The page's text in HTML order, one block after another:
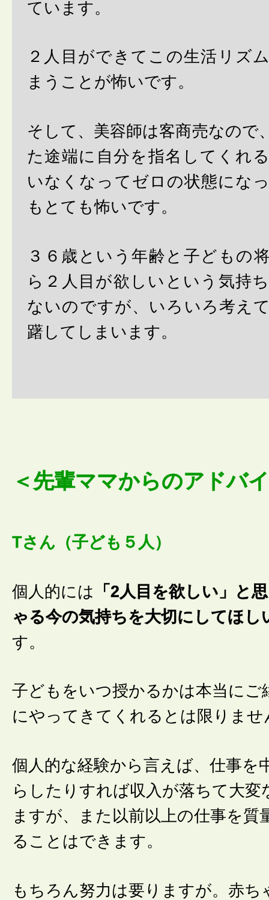
ています。
２人目ができてこの生活リズ
まうことが怖いです。
そして、美容師は客商売なので
た途端に自分を指名してくれ
いなくなってゼロの状態にな
もとても怖いです。
３６歳という年齢と子どもの
ら２人目が欲しいという気持
ないのですが、いろいろ考え
躇してしまいます。
＜先輩ママからのアドバ
Tさん（子ども５人）
個人的には 「2人目を欲しい」と
ゃる今の気持ちを大切にしてほし
す。
子どもをいつ授かるかは本当にご
にやってきてくれるとは限りませ
個人的な経験から言えば、仕事を
らしたりすれば収入が落ちて大変
ますが、また以前以上の仕事を質
ることはできます。
もちろん努力は要りますが。赤ち